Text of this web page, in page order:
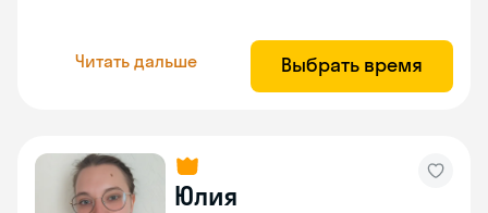
Читать дальше Выбрать время
Юлия